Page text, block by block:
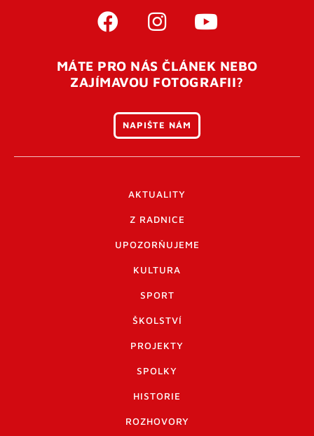
MÁTE PRO NÁS ČLÁNEK NEBO
ZAJÍMAVOU FOTOGRAFII?
NAPIŠTE NÁM
AKTUALITY
Z RADNICE
UPOZORŇUJEME
KULTURA
SPORT
ŠKOLSTVÍ
PROJEKTY
SPOLKY
HISTORIE
ROZHOVORY